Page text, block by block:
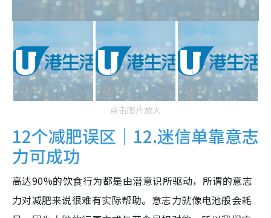
点击图片放大
12个减肥误区｜12.迷信单靠意志
力可成功
高达90%的饮食行为都是由潜意识所驱动，所谓的意志
力对减肥来说很难有实际帮助。意志力就像电池般会耗